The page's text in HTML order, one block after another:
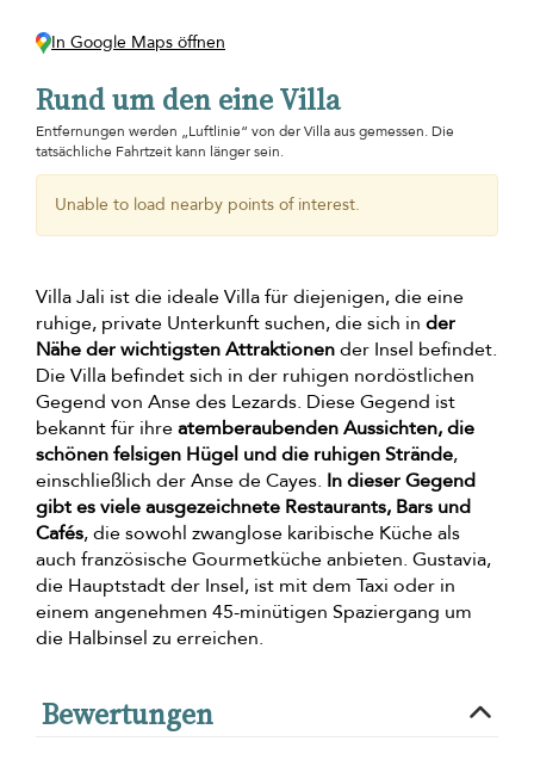
In Google Maps öffnen
Rund um den eine Villa
Entfernungen werden „Luftlinie“ von der Villa aus gemessen. Die
tatsächliche Fahrtzeit kann länger sein.
Unable to load nearby points of interest.
Villa Jali ist die ideale Villa für diejenigen, die eine
ruhige, private Unterkunft suchen, die sich in der
Nähe der wichtigsten Attraktionender Insel befindet.
Die Villa befindet sich in der ruhigen nordöstlichen
Gegend von Anse des Lezards. Diese Gegend ist
bekannt für ihreatemberaubenden Aussichten, die
schönen felsigen Hügel und die ruhigen Strände,
einschließlich der Anse de Cayes. In dieser Gegend
gibt es viele ausgezeichnete Restaurants, Bars und
Cafés, die sowohl zwanglose karibische Küche als
auch französische Gourmetküche anbieten. Gustavia,
die Hauptstadt der Insel, ist mit dem Taxi oder in
einem angenehmen 45-minütigen Spaziergang um
die Halbinsel zu erreichen.
Bewertungen